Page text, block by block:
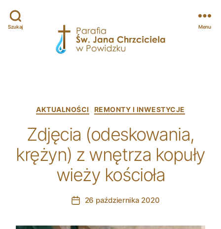
Powidzku
Szukaj Menu
Categories
AKTUALNOŚCI REMONTY I INWESTYCJE
Zdjęcia (odeskowania,
krężyn) z wnętrza kopuły
wieży kościoła
Post26 października 2020